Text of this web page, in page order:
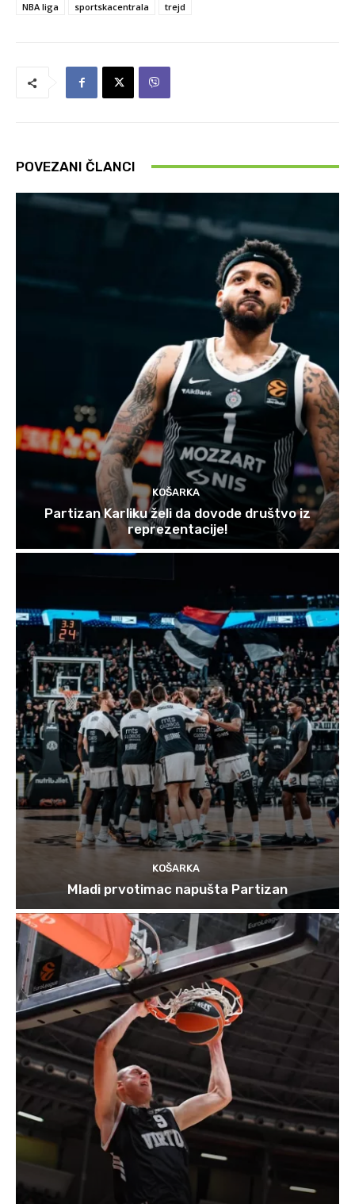
NBA liga
sportskacentrala trejd
POVEZANI ČLANCI
KOŠARKA
Partizan Karliku želi da dovode društvo iz
reprezentacije!
KOŠARKA
Mladi prvotimac napušta Partizan